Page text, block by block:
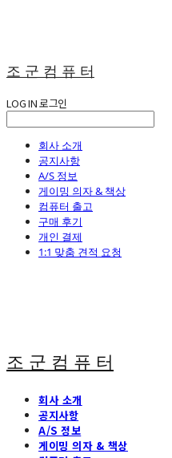
조 군 컴 퓨 터
LOG IN로그인
회사 소개
공지사항
A/S 정보
게이밍 의자 & 책상
컴퓨터 출고
구매 후기
개인 결제
1:1 맞춤 견적 요청
조 군 컴 퓨 터
회사 소개
공지사항
A/S 정보
게이밍 의자 & 책상